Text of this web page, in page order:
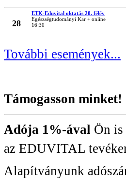
28
ETK-Eduvital oktatás 20. félév
Egészségtudományi Kar + online
16:30
További események...
Támogasson minket!
Adója 1%-ával Ön is
az EDUVITAL
Alapítványunk